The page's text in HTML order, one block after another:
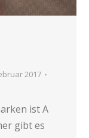
2017
ist A
gibt es